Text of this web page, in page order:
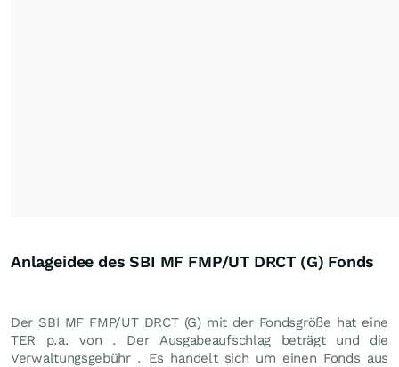
Anlageidee des SBI MF FMP/UT DRCT (G) Fonds
Der SBI MF FMP/UT DRCT (G) mit der Fondsgröße hat eine
TER p.a. von . Der Ausgabeaufschlag beträgt und die
Verwaltungsgebühr . Es handelt sich um einen Fonds aus